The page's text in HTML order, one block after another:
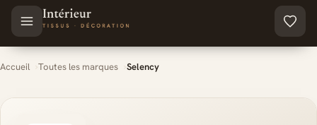
Aller au contenu principal
Accueil Toutes les marques Selency